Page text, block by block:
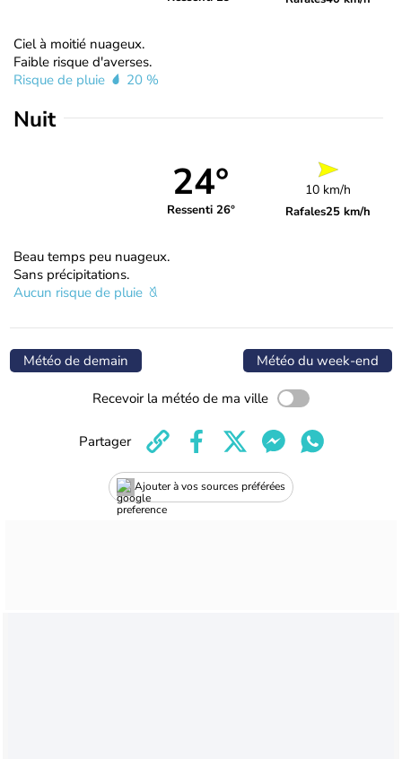
Ciel à moitié nuageux.
Faible risque d'averses.
Risque de pluie
20 %
Nuit
24°
Ressenti 26°
10 km/h
Rafales25 km/h
Beau temps peu nuageux.
Sans précipitations.
Aucun risque de pluie
Météo de demain Météo du week-end
Recevoir la météo de ma ville
Ajouter à vos sources préférées
Partager